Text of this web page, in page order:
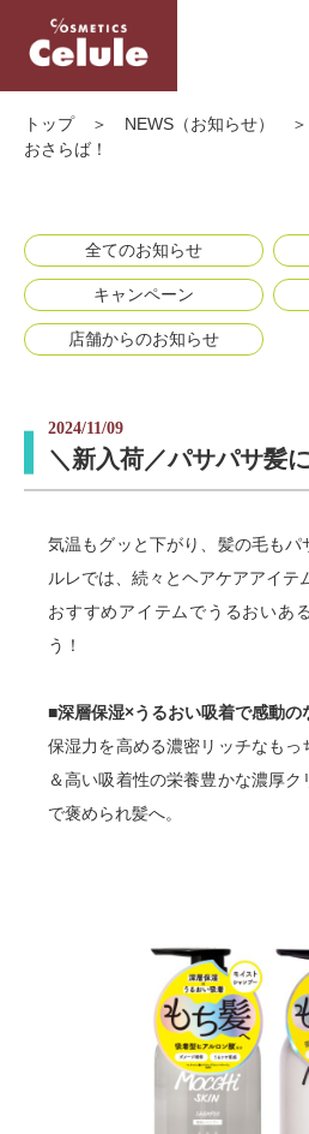
トップ＞ NEWS（お知らせ）
おさらば！
全てのお知らせ
キャンペーン
店舗からのお知らせ
2024/11/09
＼新入荷／パサパサ髪
気温もグッと下がり、髪の毛もパ
ルレでは、続々とヘアケアアイテ
おすすめアイテムでうるおいあ
う！
■深層保湿×うるおい吸着で感動の
保湿力を高める濃密リッチなもっ
＆高い吸着性の栄養豊かな濃厚ク
で褒められ髪へ。